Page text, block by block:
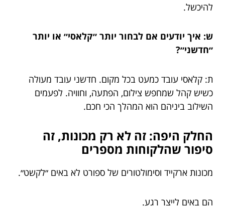
להיכשל.
ש: איך יודעים אם לבחור יותר ״קלאסי״ או יותר
״חדשני״?
ת: קלאסי עובד כמעט בכל מקום. חדשני עובד מעולה
כשיש קהל שמחפש צילום, הפתעה, וחוויה. לפעמים
השילוב ביניהם הוא המהלך הכי חכם.
החלק היפה: זה לא רק מכונות, זה
סיפור שהלקוחות מספרים
מכונות ארקייד וסימולטורים של ספורט לא באים ״לקשט״.
הם באים לייצר רגע.